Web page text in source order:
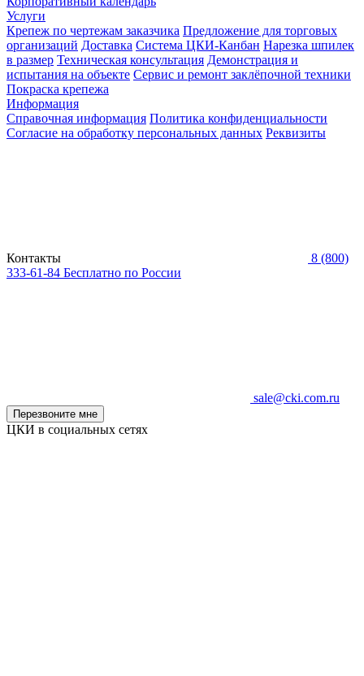
Услуги
Крепеж по чертежам заказчика Предложение для торговых
организаций Доставка Система ЦКИ-Канбан Нарезка шпилек
в размер Техническая консультация Демонстрация и
испытания на объекте Сервис и ремонт заклёпочной техники
Покраска крепежа
Информация
Справочная информация Политика конфиденциальности
Согласие на обработку персональных данных Реквизиты
Контакты
8 (800)
333-61-84 Бесплатно по России
sale@cki.com.ru
Перезвоните мне
ЦКИ в социальных сетях